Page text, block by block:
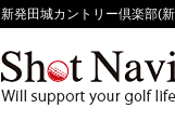
新発田城カントリー倶楽部(